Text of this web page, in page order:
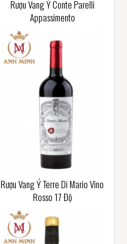
Rượu Vang Ý Conte Parelli
Appassimento
Rượu Vang Ý Terre Di Mario Vino
Rosso 17 Độ